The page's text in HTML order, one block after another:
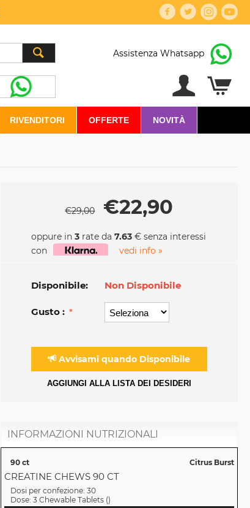
Assistenza Whatsapp
RIVENDITORI OFFERTE NOVITÀ
€29,00 €22,90
oppure in 3rate da 7.63€ senza interessi
con
vedi info »
Disponibile: Non Disponibile
Gusto :
Avvisami quando Disponibile
AGGIUNGI ALLA LISTA DEI DESIDERI
INFORMAZIONI NUTRIZIONALI
90 ct Citrus Burst
CREATINE CHEWS 90 CT
Dosi per confezione: 30
Dose: 3 Chewable Tablets()